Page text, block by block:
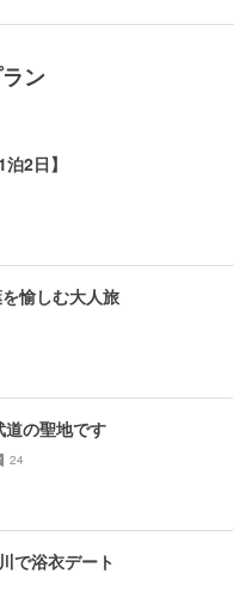
ン
2日】
愉しむ大人旅
道の聖地です
24
で浴衣デート